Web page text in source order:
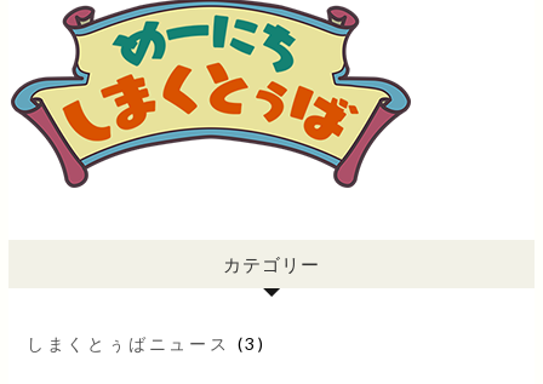
カテゴリー
しまくとぅばニュース (3)